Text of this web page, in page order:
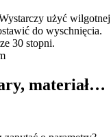
użyć wilgotnej
do wyschnięcia.
30 stopni.
materiał…